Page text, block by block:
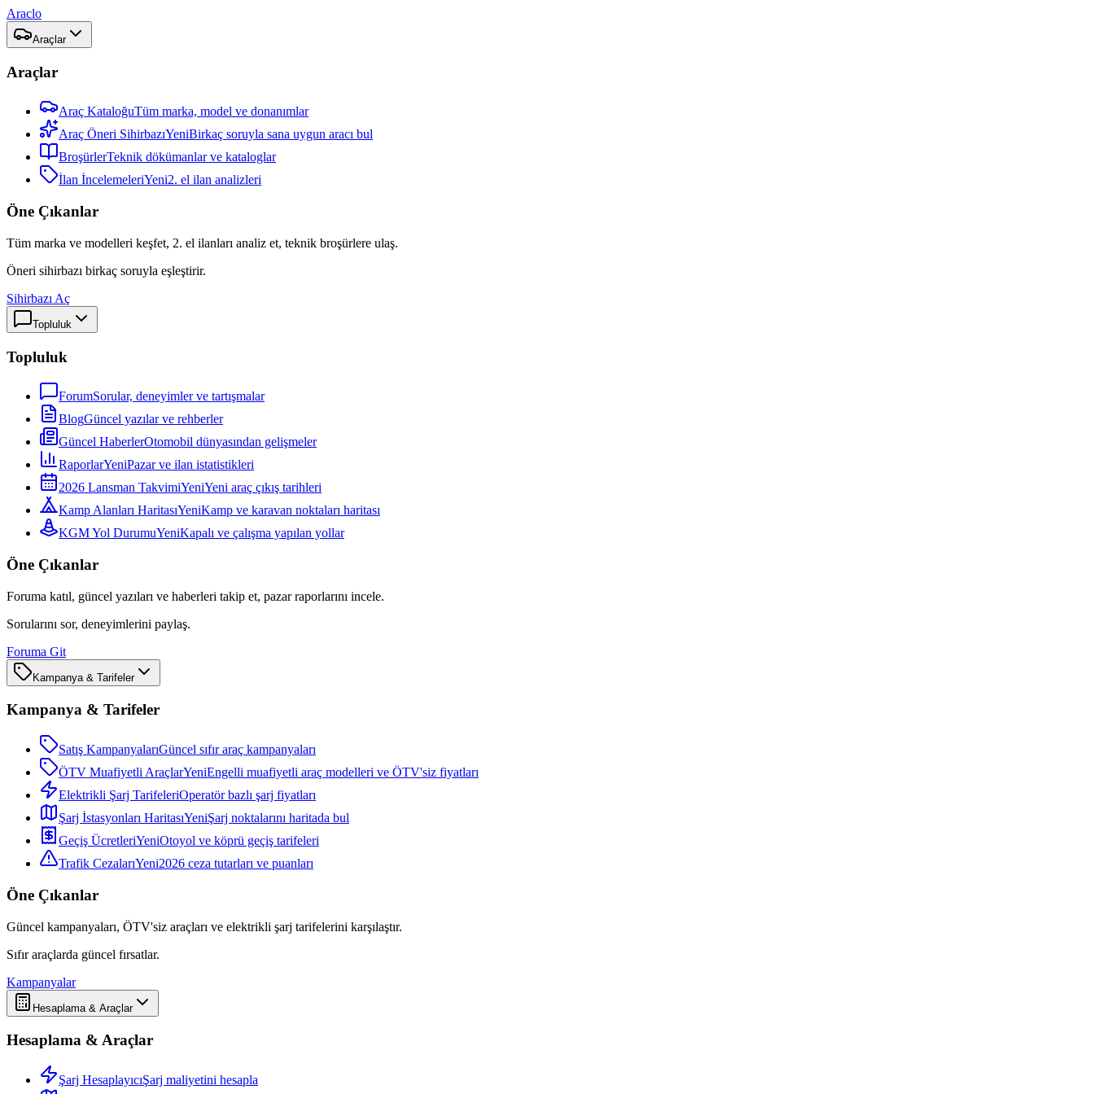
Araclo
Araçlar
Araçlar
Araç KataloğuTüm marka, model ve donanımlar
Araç Öneri SihirbazıYeniBirkaç soruyla sana uygun aracı bul
BroşürlerTeknik dökümanlar ve kataloglar
İlan İncelemeleriYeni2. el ilan analizleri
Öne Çıkanlar
Tüm marka ve modelleri keşfet, 2. el ilanları analiz et, teknik broşürlere ulaş.
Öneri sihirbazı birkaç soruyla eşleştirir.
Sihirbazı Aç
Topluluk
Topluluk
ForumSorular, deneyimler ve tartışmalar
BlogGüncel yazılar ve rehberler
Güncel HaberlerOtomobil dünyasından gelişmeler
RaporlarYeniPazar ve ilan istatistikleri
2026 Lansman TakvimiYeniYeni araç çıkış tarihleri
Kamp Alanları HaritasıYeniKamp ve karavan noktaları haritası
KGM Yol DurumuYeniKapalı ve çalışma yapılan yollar
Öne Çıkanlar
Foruma katıl, güncel yazıları ve haberleri takip et, pazar raporlarını incele.
Sorularını sor, deneyimlerini paylaş.
Foruma Git
Kampanya & Tarifeler
Kampanya & Tarifeler
Satış KampanyalarıGüncel sıfır araç kampanyaları
ÖTV Muafiyetli AraçlarYeniEngelli muafiyetli araç modelleri ve ÖTV'siz fiyatları
Elektrikli Şarj TarifeleriOperatör bazlı şarj fiyatları
Şarj İstasyonları HaritasıYeniŞarj noktalarını haritada bul
Geçiş ÜcretleriYeniOtoyol ve köprü geçiş tarifeleri
Trafik CezalarıYeni2026 ceza tutarları ve puanları
Öne Çıkanlar
Güncel kampanyaları, ÖTV'siz araçları ve elektrikli şarj tarifelerini karşılaştır.
Sıfır araçlarda güncel fırsatlar.
Kampanyalar
Hesaplama & Araçlar
Hesaplama & Araçlar
Şarj HesaplayıcıŞarj maliyetini hesapla